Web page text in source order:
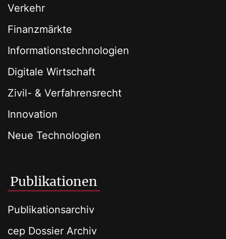
Verkehr
Finanzmärkte
Informationstechnologien
Digitale Wirtschaft
Zivil- & Verfahrensrecht
Innovation
Neue Technologien
Publikationen
Publikationsarchiv
cep Dossier Archiv